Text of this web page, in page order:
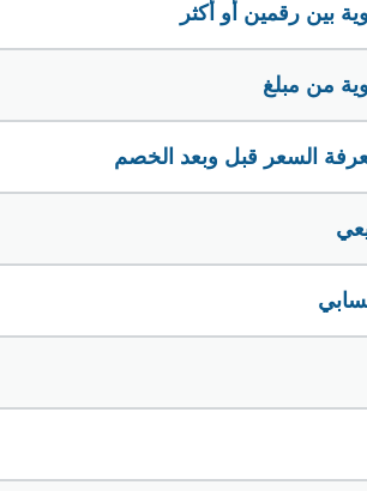
بين رقمين أو أكثر
من مبلغ
السعر قبل وبعد الخصم